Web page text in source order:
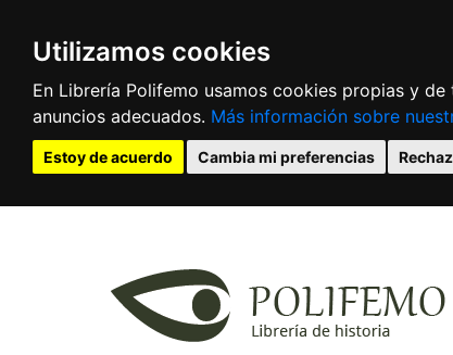
Utilizamos cookies
En Librería Polifemo usamos cookies propias y
anuncios adecuados. Más información sobre
Estoy de acuerdo Cambia mi preferencias